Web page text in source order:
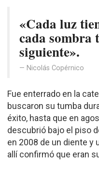
«Cada luz
cada sombra
siguiente».
Nicolás Copérnico
Fue enterrado en la
buscaron su tumba
éxito, hasta que en
descubrió bajo el piso
en 2008 de un diente y
allí confirmó que eran